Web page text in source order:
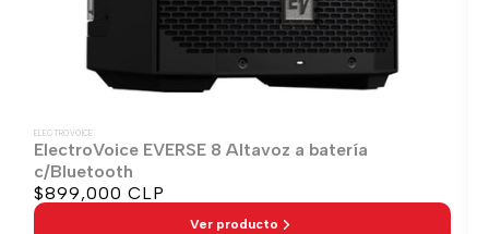
ELECTROVOICE
ElectroVoice EVERSE 8 Altavoz a batería
c/Bluetooth
Precio
de
$899,000 CLP
Ver producto